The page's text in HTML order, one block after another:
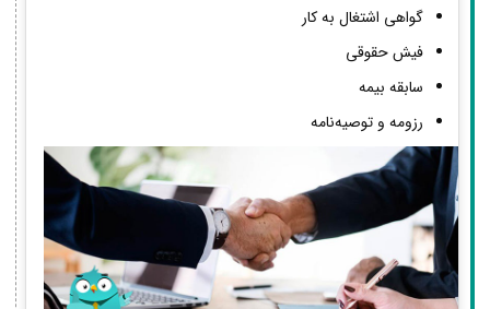
گواهی اشتغال به کار
فیش حقوقی
سابقه بیمه
رزومه و توصیه‌نامه